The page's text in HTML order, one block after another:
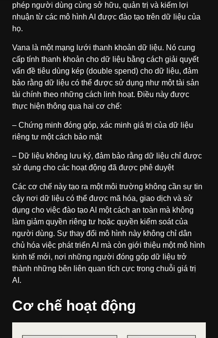
phép người dùng cùng sở hữu, quản trị và kiếm lợi
nhuận từ các mô hình AI được đào tạo trên dữ liệu của
họ.
Vana là một mạng lưới thanh khoản dữ liệu. Nó cung
cấp tính thanh khoản cho dữ liệu bằng cách giải quyết
vấn đề tiêu dùng kép (double spend) cho dữ liệu, đảm
bảo rằng dữ liệu có thể được sử dụng như một tài sản
tài chính theo những cách linh hoạt. Điều này được
thực hiện thông qua hai cơ chế:
– Chứng minh đóng góp, xác minh giá trị của dữ liệu
riêng tư một cách bảo mật
– Dữ liệu không lưu ký, đảm bảo rằng dữ liệu chỉ được
sử dụng cho các hoạt động đã được phê duyệt
Các cơ chế này tạo ra một môi trường không cần sự tin
cậy nơi dữ liệu có thể được mã hóa, giao dịch và sử
dụng cho việc đào tạo AI một cách an toàn mà không
làm giảm quyền riêng tư hoặc quyền kiểm soát của
người dùng. Sự thay đổi mô hình này không chỉ dân
chủ hóa việc phát triển AI mà còn giới thiệu một mô hình
kinh tế mới, nơi những người đóng góp dữ liệu trở
thành những bên liên quan tích cực trong chuỗi giá trị
AI.
Cơ chế hoạt động